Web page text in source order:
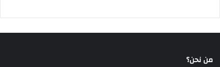
من نحن؟